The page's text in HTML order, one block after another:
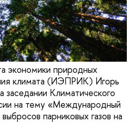
экономики природных
климата (ИЭПРИК) Игорь
заседании Климатического
на тему «Международный
парниковых газов на